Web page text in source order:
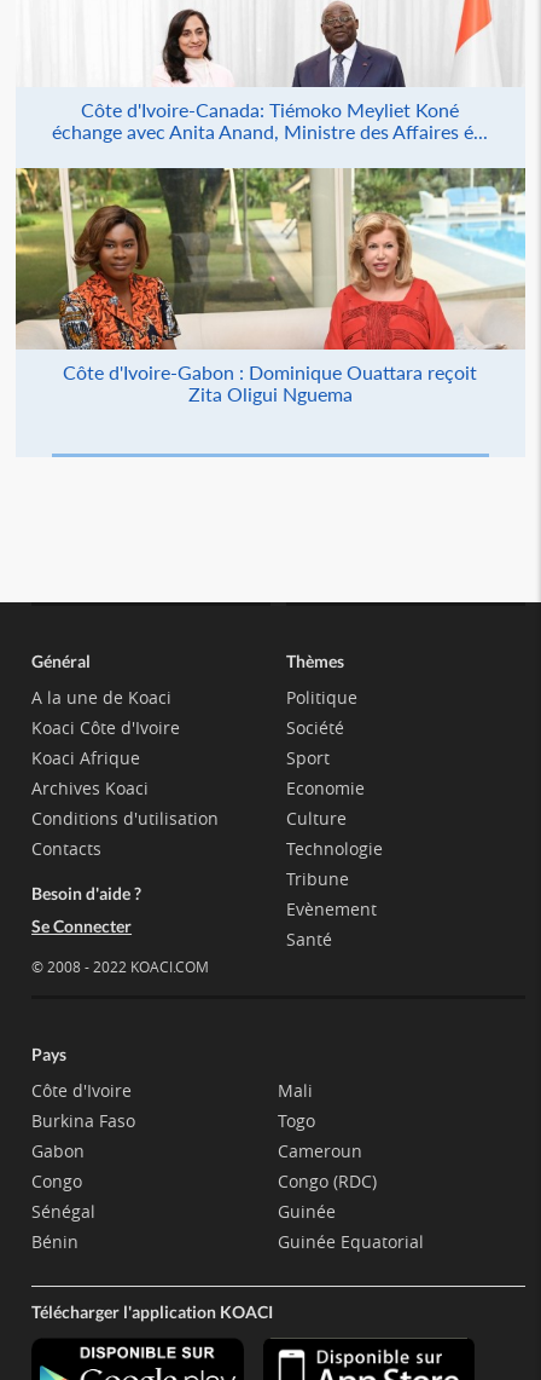
Côte d'Ivoire-Canada: Tiémoko Meyliet Koné
échange avec Anita Anand, Ministre des Affaires é...
Côte d'Ivoire-Gabon : Dominique Ouattara reçoit
Zita Oligui Nguema
Général
A la une de Koaci
Koaci Côte d'Ivoire
Koaci Afrique
Archives Koaci
Conditions d'utilisation
Contacts
Besoin d'aide ?
Se Connecter
© 2008 - 2022 KOACI.COM
Thèmes
Politique
Société
Sport
Economie
Culture
Technologie
Tribune
Evènement
Santé
Pays
Côte d'Ivoire
Burkina Faso
Gabon
Congo
Sénégal
Bénin
Mali
Togo
Cameroun
Congo (RDC)
Guinée
Guinée Equatorial
Télécharger l'application KOACI